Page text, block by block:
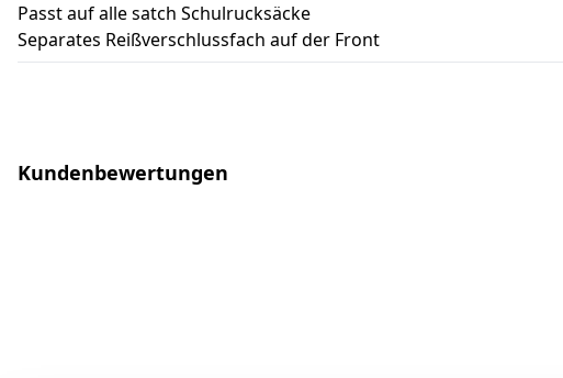
Passt auf alle satch Schulrucksäcke
Separates Reißverschlussfach auf der Front
Kundenbewertungen